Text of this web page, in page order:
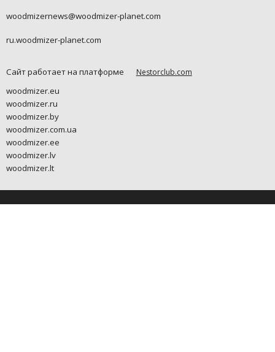
woodmizernews@woodmizer-planet.com
ru.woodmizer-planet.com
Сайт работает на платформе Nestorclub.com
woodmizer.eu
woodmizer.ru
woodmizer.by
woodmizer.com.ua
woodmizer.ee
woodmizer.lv
woodmizer.lt